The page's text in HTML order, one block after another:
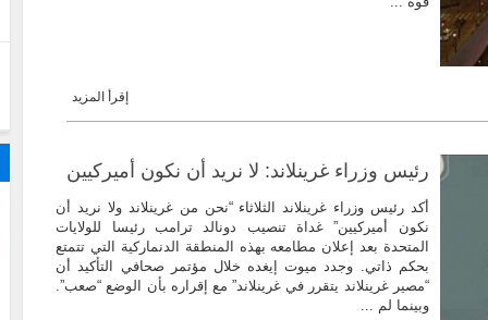
إقرأ المزيد
رئيس وزراء غرينلاند: لا نريد أن نكون أميركيين
أكد رئيس وزراء غرينلاند الثلاثاء “نحن من غرينلاند ولا نريد أن
نكون أميركيين” غداة تنصيب دونالد ترامب رئيسا للولايات
المتحدة بعد إعلان مطامعه بهذه المنطقة الدنماركية التي تتمتع
بحكم ذاتي. وجدد ميوت إيغده خلال مؤتمر صحافي التأكيد أن
“مصير غرينلاند يتقرر في غرينلاند” مع إقراره بأن الوضع “صعب”.
وبينما لم ...